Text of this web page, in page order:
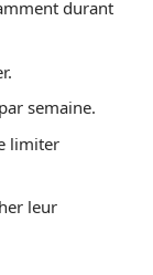
durant
semaine.
limiter
leur